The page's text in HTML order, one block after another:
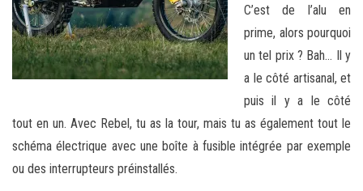
C’est de l’alu en
prime, alors pourquoi
un tel prix ? Bah… Il y
a le côté artisanal, et
puis il y a le côté
tout en un. Avec Rebel, tu as la tour, mais tu as également tout le
schéma électrique avec une boîte à fusible intégrée par exemple
ou des interrupteurs préinstallés.